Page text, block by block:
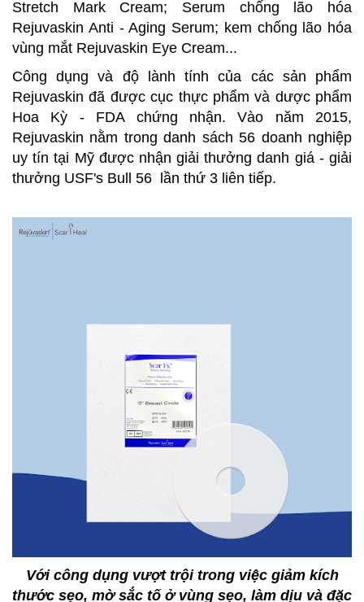
Stretch Mark Cream; Serum chống lão hóa
Rejuvaskin Anti - Aging Serum; kem chống lão hóa
vùng mắt Rejuvaskin Eye Cream...
Công dụng và độ lành tính của các sản phẩm
Rejuvaskin đã được cục thực phẩm và dược phẩm
Hoa Kỳ - FDA chứng nhận. Vào năm 2015,
Rejuvaskin nằm trong danh sách 56 doanh nghiệp
uy tín tại Mỹ được nhận giải thưởng danh giá - giải
thưởng USF's Bull 56 lần thứ 3 liên tiếp.
Với công dụng vượt trội trong việc giảm kích
thước sẹo, mờ sắc tố ở vùng sẹo, làm dịu và đặc